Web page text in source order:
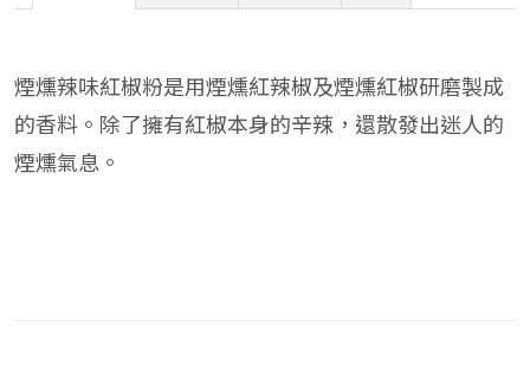
煙燻辣味紅椒粉是用煙燻紅辣椒及煙燻紅椒研磨製成
的香料。除了擁有紅椒本身的辛辣，還散發出迷人的
煙燻氣息。